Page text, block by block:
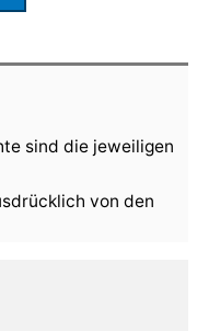
sind die jeweiligen
von den